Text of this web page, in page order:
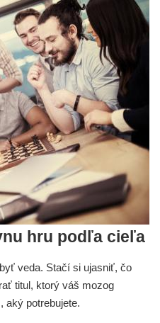
hru podľa cieľa
veda. Stačí si ujasniť, čo
titul, ktorý váš mozog
aký potrebujete.